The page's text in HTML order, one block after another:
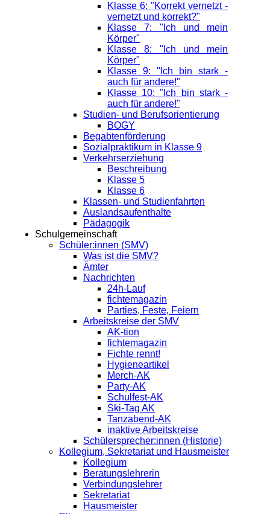
Klasse 6: "Korrekt vernetzt -
vernetzt und korrekt?"
Klasse 7: "Ich und mein
Körper"
Klasse 8: "Ich und mein
Körper"
Klasse 9: "Ich bin stark -
auch für andere!"
Klasse 10: "Ich bin stark -
auch für andere!"
Studien- und Berufsorientierung
BOGY
Begabtenförderung
Sozialpraktikum in Klasse 9
Verkehrserziehung
Beschreibung
Klasse 5
Klasse 6
Klassen- und Studienfahrten
Auslandsaufenthalte
Pädagogik
Schulgemeinschaft
Schüler:innen (SMV)
Was ist die SMV?
Ämter
Nachrichten
24h-Lauf
fichtemagazin
Parties, Feste, Feiern
Arbeitskreise der SMV
AK-tion
fichtemagazin
Fichte rennt!
Hygieneartikel
Merch-AK
Party-AK
Schulfest-AK
Ski-Tag AK
Tanzabend-AK
inaktive Arbeitskreise
Schülersprecher:innen (Historie)
Kollegium, Sekretariat und Hausmeister
Kollegium
Beratungslehrerin
Verbindungslehrer
Sekretariat
Hausmeister